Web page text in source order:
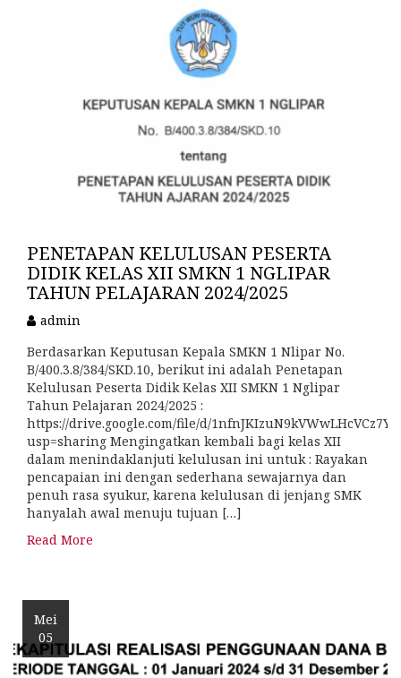
PENETAPAN KELULUSAN PESERTA
DIDIK KELAS XII SMKN 1 NGLIPAR
TAHUN PELAJARAN 2024/2025
admin
Berdasarkan Keputusan Kepala SMKN 1 Nlipar No.
B/400.3.8/384/SKD.10, berikut ini adalah Penetapan
Kelulusan Peserta Didik Kelas XII SMKN 1 Nglipar
Tahun Pelajaran 2024/2025 :
https://drive.google.com/file/d/
usp=sharing Mengingatkan kembali bagi kelas XII
dalam menindaklanjuti kelulusan ini untuk : Rayakan
pencapaian ini dengan sederhana sewajarnya dan
penuh rasa syukur, karena kelulusan di jenjang SMK
hanyalah awal menuju tujuan […]
Read More
Mei
05